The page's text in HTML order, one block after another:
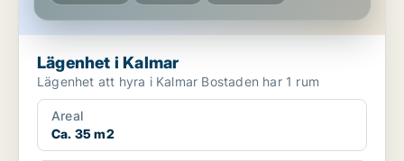
Lägenhet i Kalmar
Lägenhet att hyra i Kalmar Bostaden har 1 rum
Areal
Ca. 35 m2